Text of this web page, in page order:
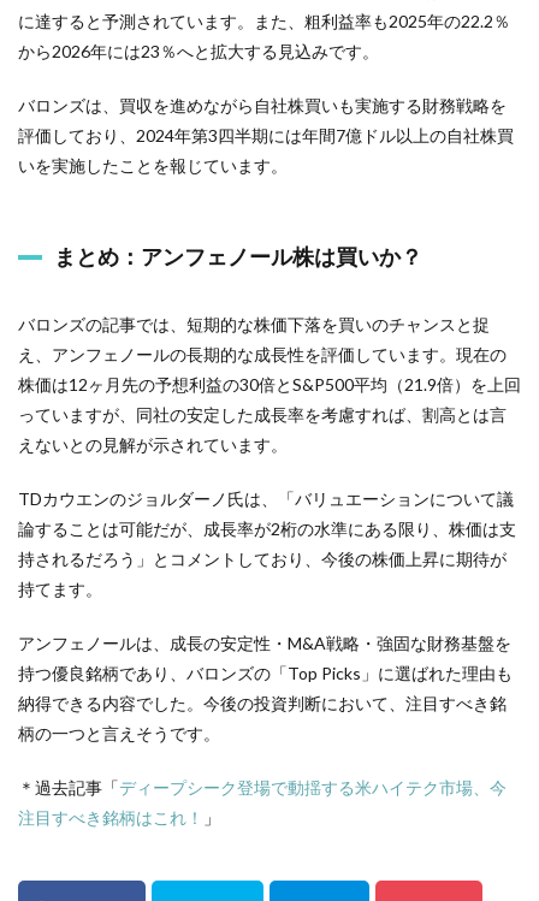
に達すると予測されています。また、粗利益率も2025年の22.2％
から2026年には23％へと拡大する見込みです。
バロンズは、買収を進めながら自社株買いも実施する財務戦略を
評価しており、2024年第3四半期には年間7億ドル以上の自社株買
いを実施したことを報じています。
まとめ：アンフェノール株は買いか？
バロンズの記事では、短期的な株価下落を買いのチャンスと捉
え、アンフェノールの長期的な成長性を評価しています。現在の
株価は12ヶ月先の予想利益の30倍とS&P500平均（21.9倍）を上回
っていますが、同社の安定した成長率を考慮すれば、割高とは言
えないとの見解が示されています。
TDカウエンのジョルダーノ氏は、「バリュエーションについて議
論することは可能だが、成長率が2桁の水準にある限り、株価は支
持されるだろう」とコメントしており、今後の株価上昇に期待が
持てます。
アンフェノールは、成長の安定性・M&A戦略・強固な財務基盤を
持つ優良銘柄であり、バロンズの「Top Picks」に選ばれた理由も
納得できる内容でした。今後の投資判断において、注目すべき銘
柄の一つと言えそうです。
＊過去記事「ディープシーク登場で動揺する米ハイテク市場、今
注目すべき銘柄はこれ！
」